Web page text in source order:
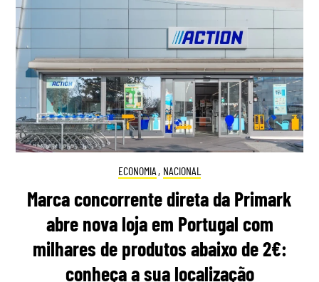
ECONOMIA , NACIONAL
Marca concorrente direta da Primark
abre nova loja em Portugal com
milhares de produtos abaixo de 2€:
conheça a sua localização